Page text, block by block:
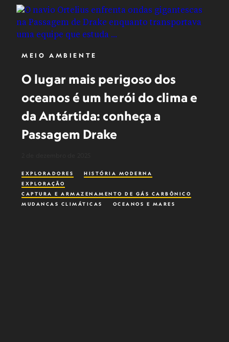
MEIO AMBIENTE
O lugar mais perigoso dos
oceanos é um herói do clima e
da Antártida: conheça a
Passagem Drake
EXPLORADORES
HISTÓRIA MODERNA
EXPLORAÇÃO
CAPTURA E ARMAZENAMENTO DE GÁS CARBÔNICO
MUDANÇAS CLIMÁTICAS
OCEANOS E MARES